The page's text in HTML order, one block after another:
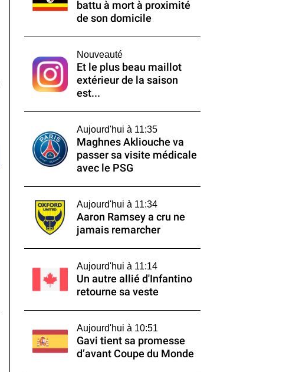
battu à mort à proximité
de son domicile
Nouveauté
Et le plus beau maillot
extérieur de la saison
est...
Aujourd'hui à 11:35
Maghnes Akliouche va
passer sa visite médicale
avec le PSG
Aujourd'hui à 11:34
Aaron Ramsey a cru ne
jamais remarcher
Aujourd'hui à 11:14
Un autre allié d'Infantino
retourne sa veste
Aujourd'hui à 10:51
Gavi tient sa promesse
d’avant Coupe du Monde